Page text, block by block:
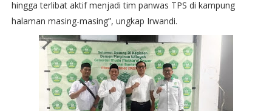
hingga terlibat aktif menjadi tim panwas TPS di kampung
halaman masing-masing”, ungkap Irwandi.